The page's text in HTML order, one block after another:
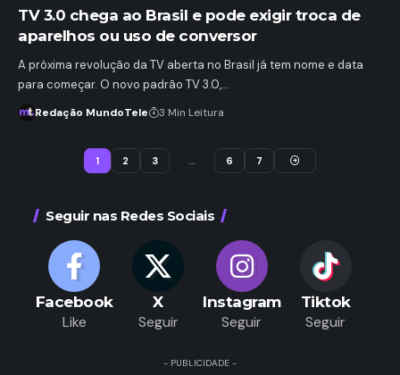
TV 3.0 chega ao Brasil e pode exigir troca de
aparelhos ou uso de conversor
A próxima revolução da TV aberta no Brasil já tem nome e data
para começar. O novo padrão TV 3.0,…
Redação MundoTele 3 Min Leitura
1 2 3 … 6 7
Seguir nas Redes Sociais
Facebook
Like
X
Seguir
Instagram
Seguir
Tiktok
Seguir
- PUBLICIDADE -